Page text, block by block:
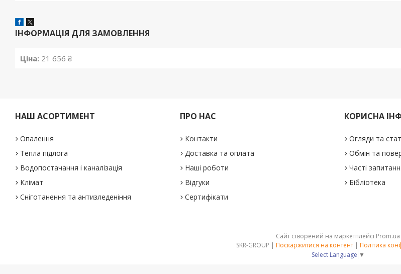
ІНФОРМАЦІЯ ДЛЯ ЗАМОВЛЕННЯ
Ціна: 21 656 ₴
НАШ АСОРТИМЕНТ
Опалення
Тепла підлога
Водопостачання і каналізація
Клімат
Сніготанення та антизледеніння
ПРО НАС
Контакти
Доставка та оплата
Наші роботи
Відгуки
Сертифікати
КОРИСНА
Огляди та
Обмін та
Часті
Бібліотека
Сайт створений на маркетплейсі Prom.ua
SKR-GROUP | Поскаржитися на контент | Політика
Select Language ▼